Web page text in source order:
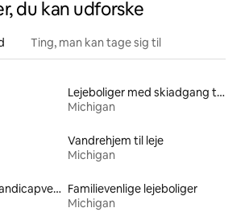
du kan udforske
Ting, man kan tage sig til
Lejeboliger med skiadgang til døren
Michigan
Vandrehjem til leje
Michigan
Huse med seng i handicapvenlig højde til leje Familievenlige lejeboliger
Michigan